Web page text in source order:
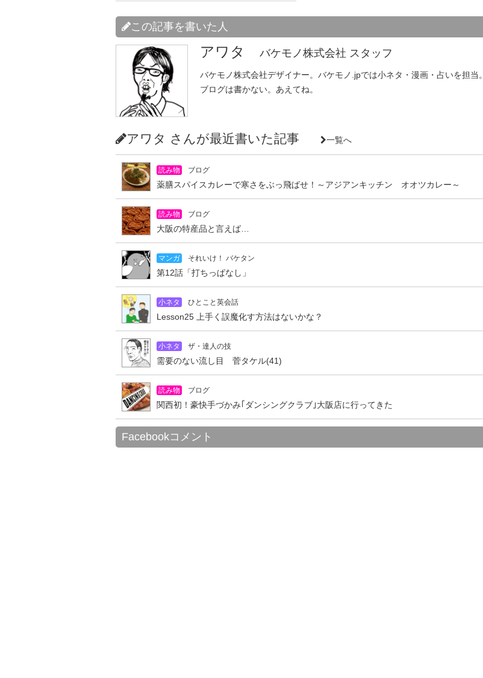
この記事を書いた人
アワタ バケモノ株式会社 スタッフ
バケモノ株式会社デザイナー。バケモノ.jpでは小ネタ・漫画・占いを担当。
ブログは書かない。あえてね。
アワタ さんが最近書いた記事 一覧へ
読み物 ブログ
薬膳スパイスカレーで寒さをぶっ飛ばせ！～アジアンキッチン オオツカレー～
読み物 ブログ
大阪の特産品と言えば…
マンガ それいけ！ バケタン
第12話「打ちっぱなし」
小ネタ ひとこと英会話
Lesson25 上手く誤魔化す方法はないかな？
小ネタ ザ・達人の技
需要のない流し目 菅タケル(41)
読み物 ブログ
関西初！豪快手づかみ｢ダンシングクラブ｣大阪店に行ってきた
Facebookコメント